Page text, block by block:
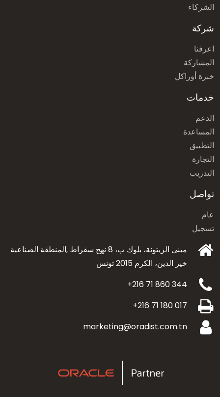
الشركاء
شركة
اعرفنا
المشاركة
خبرة أوراكل
خدمات
الدعم
المساعدة
التطبيق
التجارة
التدريب
تواصل
عام
تسجيل
مبنى الزيتونة، بلوك ب، 8 نهج سقراط ,المنطقة الصناعية
خير الدين، الكرم 2015 تونس
+216 71 860 344
+216 71 180 017
marketing@oradist.com.tn